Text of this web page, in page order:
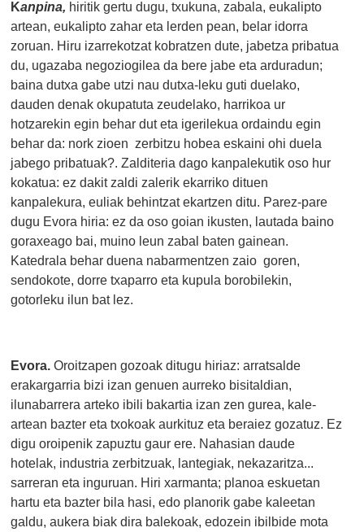
Kanpina, hiritik gertu dugu, txukuna, zabala, eukalipto
artean, eukalipto zahar eta lerden pean, belar idorra
zoruan. Hiru izarrekotzat kobratzen dute, jabetza pribatua
du, ugazaba negoziogilea da bere jabe eta arduradun;
baina dutxa gabe utzi nau dutxa-leku guti duelako,
dauden denak okupatuta zeudelako, harrikoa ur
hotzarekin egin behar dut eta igerilekua ordaindu egin
behar da: nork zioen zerbitzu hobea eskaini ohi duela
jabego pribatuak?. Zalditeria dago kanpalekutik oso hur
kokatua: ez dakit zaldi zalerik ekarriko dituen
kanpalekura, euliak behintzat ekartzen ditu. Parez-pare
dugu Evora hiria: ez da oso goian ikusten, lautada baino
goraxeago bai, muino leun zabal baten gainean.
Katedrala behar duena nabarmentzen zaio goren,
sendokote, dorre txaparro eta kupula borobilekin,
gotorleku ilun bat lez.
Evora. Oroitzapen gozoak ditugu hiriaz: arratsalde
erakargarria bizi izan genuen aurreko bisitaldian,
ilunabarrera arteko ibili bakartia izan zen gurea, kale-
artean bazter eta txokoak aurkituz eta beraiez gozatuz. Ez
digu oroipenik zapuztu gaur ere. Nahasian daude
hotelak, industria zerbitzuak, lantegiak, nekazaritza...
sarreran eta inguruan. Hiri xarmanta; planoa eskuetan
hartu eta bazter bila hasi, edo planorik gabe kaleetan
galdu, aukera biak dira balekoak, edozein ibilbide mota